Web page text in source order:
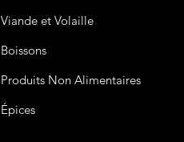
Viande et Volaille
Boissons
Produits Non Alimentaires
Épices